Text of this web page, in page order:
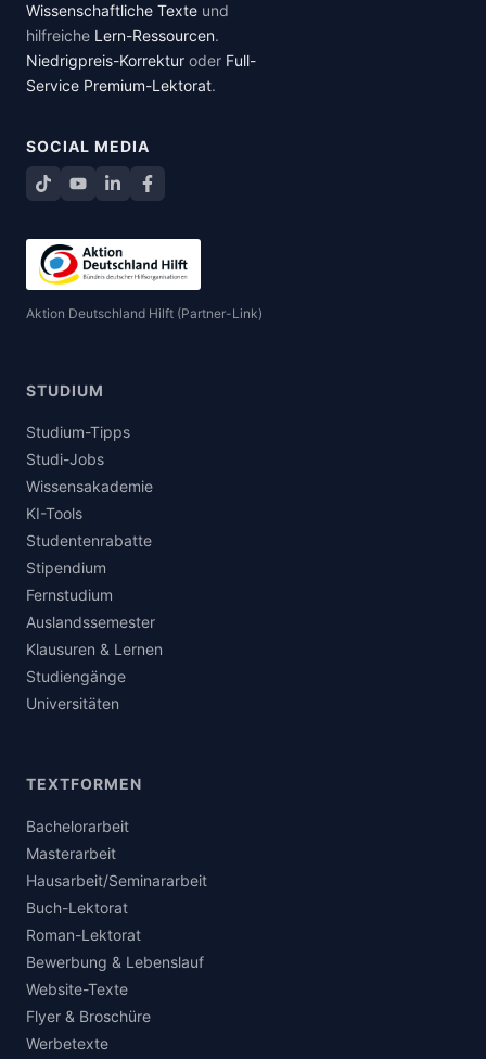
Wissenschaftliche Texte und
hilfreiche Lern-Ressourcen.
Niedrigpreis-Korrektur oder Full-
Service Premium-Lektorat.
SOCIAL MEDIA
TikTokYouTube
LinkedInFacebook teilen
Aktion Deutschland Hilft (Partner-Link)
STUDIUM
Studium-Tipps
Studi-Jobs
Wissensakademie
KI-Tools
Studentenrabatte
Stipendium
Fernstudium
Auslandssemester
Klausuren & Lernen
Studiengänge
Universitäten
TEXTFORMEN
Bachelorarbeit
Masterarbeit
Hausarbeit/Seminararbeit
Buch-Lektorat
Roman-Lektorat
Bewerbung & Lebenslauf
Website-Texte
Flyer & Broschüre
Werbetexte